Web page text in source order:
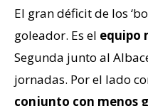
El gran déficit de los
goleador. Es el equipo
Segunda junto al
jornadas. Por el lado
conjunto con menos